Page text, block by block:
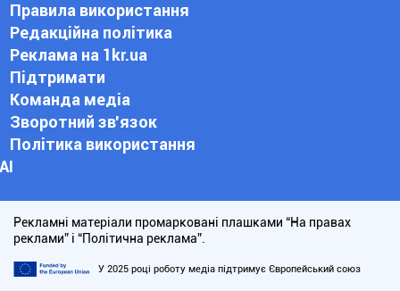
Правила використання
Редакційна політика
Реклама на 1kr.ua
Підтримати
Команда медіа
Зворотний зв'язок
Політика використання
АІ
Рекламні матеріали промарковані плашками “На правах
реклами” і “Політична реклама”.
У 2025 році роботу медіа підтримує Європейський союз